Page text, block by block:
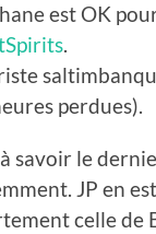
est OK
.
perdues).
savoir le
JP en
celle de